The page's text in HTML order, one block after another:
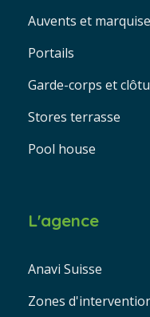
Auvents et
Portails
Garde-corps et
Stores terrasse
Pool house
L'agence
Anavi Suisse
Zones